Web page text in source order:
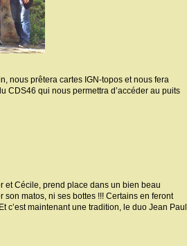
nous prêtera cartes IGN-topos et nous fera
CDS46 qui nous permettra d’accéder au puits
et Cécile, prend place dans un bien beau
matos, ni ses bottes !!! Certains en feront
c’est maintenant une tradition, le duo Jean Paul